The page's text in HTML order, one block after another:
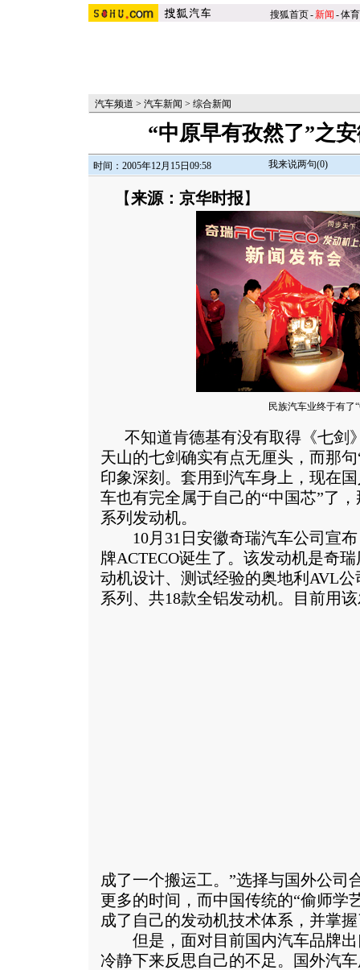
搜狐首页-新闻 -体育
汽车频道 > 汽车新闻 > 综合新闻
“中原早有孜然了”之
时间：2005年12月15日09:58 我来说两句(0)
【来源：京华时报 】
民族汽车业终于有了“
不知道肯德基有没有取得《七剑
天山的七剑确实有点无厘头，而那
印象深刻。套用到汽车身上，现在
车也有完全属于自己的“中国芯”了
系列发动机。
10月31日安徽奇瑞汽车公司宣布
牌ACTECO诞生了。该发动机是奇
动机设计、测试经验的奥地利AVL
系列、共18款全铝发动机。
目前用
成了一个搬运工。”选择与国外公司
更多的时间，而中国传统的“偷师学
成了自己的发动机技术体系，并掌
但是，面对目前国内汽车品牌出
冷静下来反思自己的不足。国外汽